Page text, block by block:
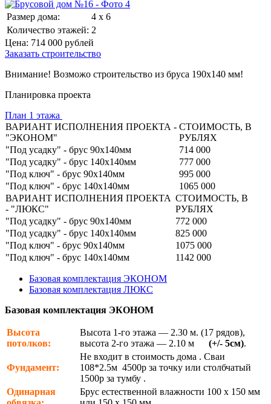
Размер дома:
4 x 6
Количество этажей: 2
Цена: 714 000 рублей
Заказать строительство
Внимание! Возможо строительство из бруса 190х140 мм!
Планировка проекта
План 1 этажа
ВАРИАНТ ИСПОЛНЕНИЯ ПРОЕКТА -
"ЭКОНОМ"
СТОИМОСТЬ, В
РУБЛЯХ
"Под усадку" - брус 90х140мм
714 000
"Под усадку" - брус 140х140мм
777 000
"Под ключ" - брус 90х140мм
995 000
"Под ключ" - брус 140х140мм
1065 000
ВАРИАНТ ИСПОЛНЕНИЯ ПРОЕКТА
- "ЛЮКС"
СТОИМОСТЬ, В
РУБЛЯХ
"Под усадку" - брус 90х140мм
772 000
"Под усадку" - брус 140х140мм
825 000
"Под ключ" - брус 90х140мм
1075 000
"Под ключ" - брус 140х140мм
1142 000
Базовая комплектация ЭКОНОМ
Базовая комплектация ЛЮКС
Базовая комплектация ЭКОНОМ
Высота
потолков:
Высота 1-го этажа — 2.30 м. (17 рядов),
высота 2-го этажа — 2.10 м (+/- 5см).
Фундамент:
Не входит в стоимость дома . Сваи
108*2.5м 4500р за точку или столбчатый
1500р за тумбу .
Одинарная
Брус естественной влажности 100 х 150 мм